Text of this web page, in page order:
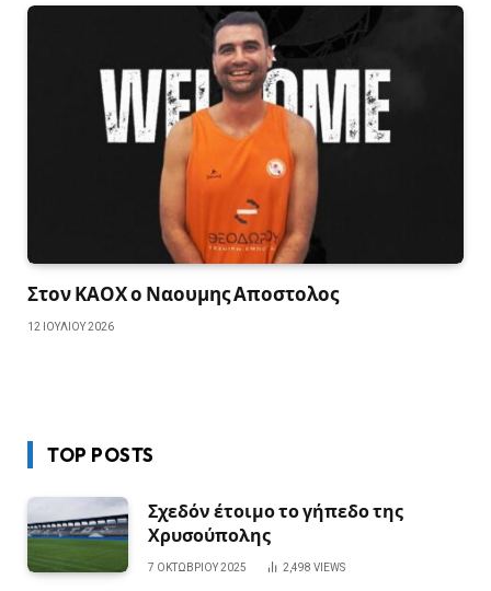
Στον ΚΑΟΧ ο Ναουμης Αποστολος
12 ΙΟΥΛΊΟΥ 2026
TOP POSTS
Σχεδόν έτοιμο το γήπεδο της
Χρυσούπολης
7 ΟΚΤΩΒΡΊΟΥ 2025 2,498 VIEWS